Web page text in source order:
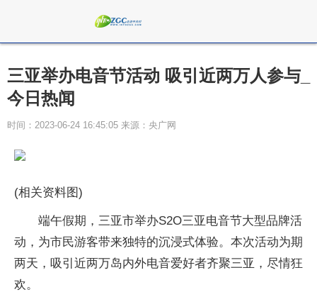
三亚举办电音节活动 吸引近两万人参与_
今日热闻
时间：2023-06-24 16:45:05 来源：央广网
(相关资料图)
端午假期，三亚市举办S2O三亚电音节大型品牌活
动，为市民游客带来独特的沉浸式体验。本次活动为期
两天，吸引近两万岛内外电音爱好者齐聚三亚，尽情狂
欢。